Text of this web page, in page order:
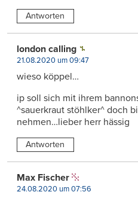
Antworten
london calling
21.08.2020 um 09:47
wieso köppel…
ip soll sich mit ihrem
^sauerkraut stöhlker^ doch
nehmen…lieber herr hässig
Antworten
Max Fischer
24.08.2020 um 07:56